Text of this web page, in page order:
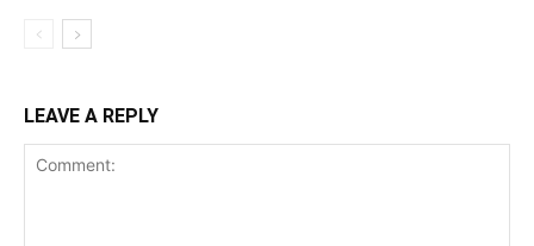
LEAVE A REPLY